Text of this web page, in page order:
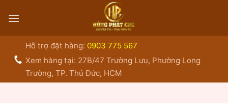
qua
Hỗ trợ đặt hàng: 0903 775 567
Xem hàng tại: 27B/47 Trường Lưu, Phường Long
Trường, TP. Thủ Đức, HCM